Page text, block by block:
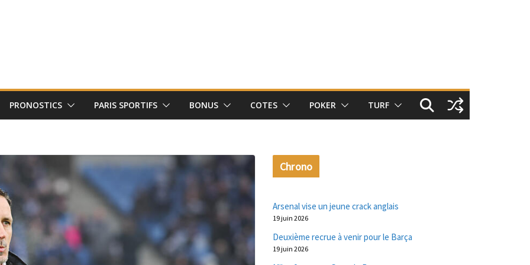
PRONOSTICS PARIS SPORTIFS BONUS COTES POKER TURF
Chrono
Arsenal vise un jeune crack anglais
19 juin 2026
Deuxième recrue à venir pour le Barça
19 juin 2026